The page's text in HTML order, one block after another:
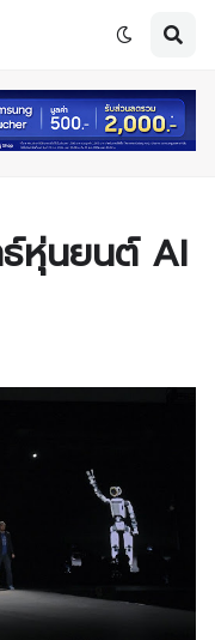
หุ่นยนต์ AI